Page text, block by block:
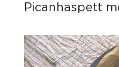
Picanhaspett